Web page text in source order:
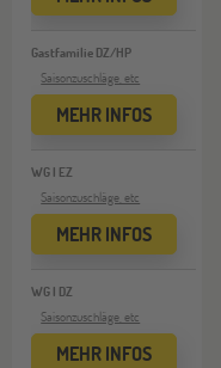
Gastfamilie DZ/HP
Saisonzuschläge, etc
MEHR INFOS
WG I EZ
Saisonzuschläge, etc
MEHR INFOS
WG I DZ
Saisonzuschläge, etc
MEHR INFOS